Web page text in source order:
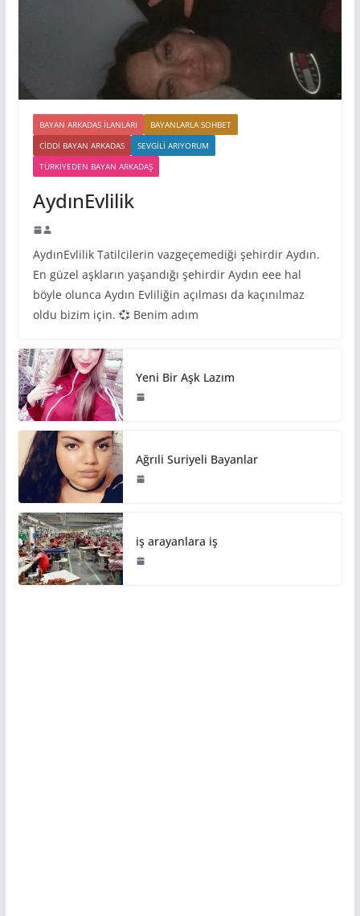
BAYAN ARKADAS ILANLARI
BAYANLARLA SOHBET
CIDDI BAYAN ARKADAS
SEVGILI ARIYORUM
TÜRKIYEDEN BAYAN ARKADAŞ
AydınEvlilik
AydınEvlilik Tatilcilerin vazgeçemediği şehirdir Aydın.
En güzel aşkların yaşandığı şehirdir Aydın eee hal
böyle olunca Aydın Evliliğin açılması da kaçınılmaz
oldu bizim için. 💞 Benim adım
Yeni Bir Aşk Lazım
Ağrıli Suriyeli Bayanlar
iş arayanlara iş